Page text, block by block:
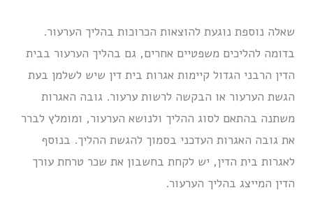
שאלה נוספת נוגעת להוצאות הכרוכות בהליך הערעור.
בדומה להליכים משפטיים אחרים, גם בהליך הערעור בבית
הדין הרבני הגדול קיימות אגרות בית דין שיש לשלמן בעת
הגשת הערעור או הבקשה לרשות ערעור. גובה האגרות
משתנה בהתאם לסוג ההליך ולנושא הערעור, ומומלץ לברר
את גובה האגרות העדכני בסמוך להגשת ההליך. בנוסף
לאגרות בית הדין, יש לקחת בחשבון את שכר טרחת עורך
הדין המייצג בהליך הערעור.